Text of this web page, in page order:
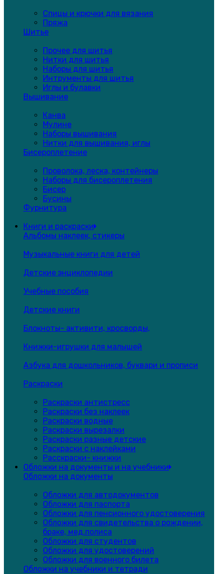
Спицы и крючки для вязания
Пряжа
Шитье
Прочее для шитья
Нитки для шитья
Наборы для шитья
Интрументы для шитья
Иглы и булавки
Вышивание
Канва
Мулине
Наборы вышивания
Нитки для вышивания, иглы
Бисероплетение
Проволока, леска, контейнеры
Наборы для бисероплетения
Бисер
Бусины
Фурнитура
Книги и раскраски
Альбомы наклеек, стикеры
Музыкальные книги для детей
Детские энциклопедии
Учебные пособия
Детские книги
Блокноты- активити, кросворды,
Книжки-игрушки для малышей
Азбука для дошкольников, буквари и прописи
Раскраски
Раскраски антистресс
Раскраски без наклеек
Раскраски водные
Раскраски вырезалки
Раскраски разные детские
Раскраски с наклейками
Расскраски- книжки
Обложки на документы и на учебники
Обложки на документы
Обложки для автодокументов
Обложки для паспорта
Обложки для пенсионного удостоверения
Обложки для свидетельства о рождении,
браке, мед.полиса
Обложки для студентов
Обложки для удостоверений
Обложки для военного билета
Обложки на учебники и тетради